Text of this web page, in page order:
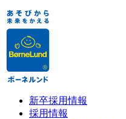
新卒採用情報
採用情報